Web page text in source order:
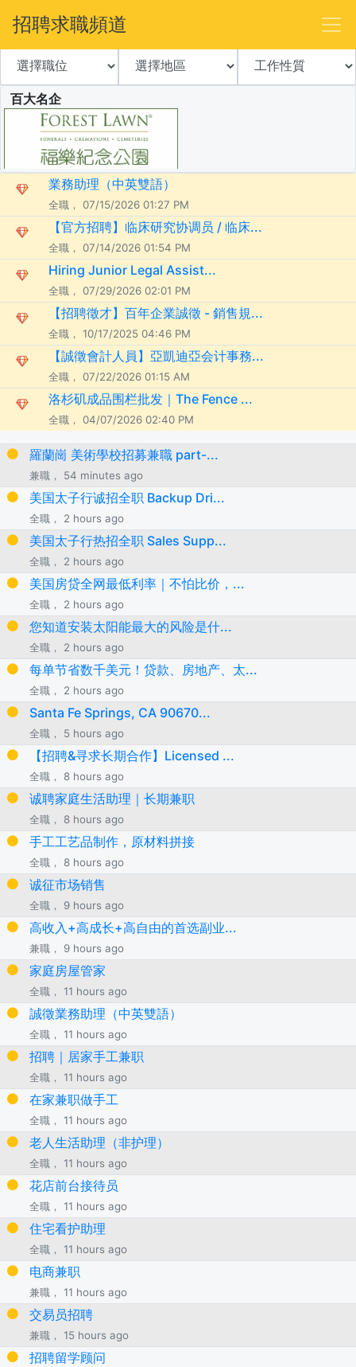
招聘求職頻道
百大名企
業務助理（中英雙語）
全職， 07/15/2026 01:27 PM
【官方招聘】临床研究协调员 / 临床...
全職， 07/14/2026 01:54 PM
Hiring Junior Legal Assist...
全職， 07/29/2026 02:01 PM
【招聘徵才】百年企業誠徵 - 銷售規...
全職， 10/17/2025 04:46 PM
【誠徵會計人員】亞凱迪亞会计事務...
全職， 07/22/2026 01:15 AM
洛杉矶成品围栏批发｜The Fence ...
全職， 04/07/2026 02:40 PM
羅蘭崗 美術學校招募兼職 part-...
兼職， 54 minutes ago
美国太子行诚招全职 Backup Dri...
全職， 2 hours ago
美国太子行热招全职 Sales Supp...
全職， 2 hours ago
美国房贷全网最低利率｜不怕比价，...
全職， 2 hours ago
您知道安装太阳能最大的风险是什...
全職， 2 hours ago
每单节省数千美元！贷款、房地产、太...
全職， 2 hours ago
Santa Fe Springs, CA 90670...
全職， 5 hours ago
【招聘&寻求长期合作】Licensed ...
全職， 8 hours ago
诚聘家庭生活助理｜长期兼职
全職， 8 hours ago
手工工艺品制作，原材料拼接
全職， 8 hours ago
诚征市场销售
全職， 9 hours ago
高收入+高成长+高自由的首选副业...
兼職， 9 hours ago
家庭房屋管家
全職， 11 hours ago
誠徵業務助理（中英雙語）
全職， 11 hours ago
招聘｜居家手工兼职
全職， 11 hours ago
在家兼职做手工
全職， 11 hours ago
老人生活助理（非护理）
全職， 11 hours ago
花店前台接待员
全職， 11 hours ago
住宅看护助理
全職， 11 hours ago
电商兼职
兼職， 11 hours ago
交易员招聘
兼職， 15 hours ago
招聘留学顾问